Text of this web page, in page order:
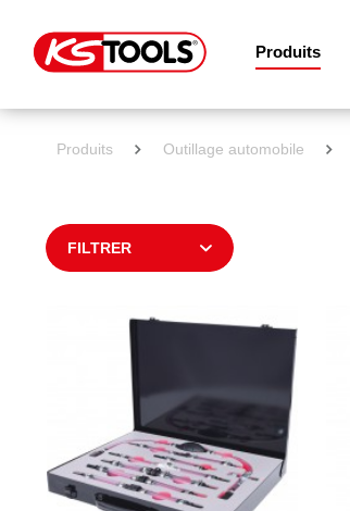
Produits
Produits Outillage automobile
FILTRER